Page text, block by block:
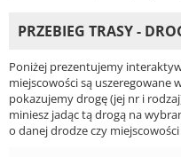
PRZEBIEG TRASY -
Poniżej prezentujemy
miejscowości są uszeregowane
pokazujemy drogę (jej nr i
miniesz jadąc tą drogą na
o danej drodze czy